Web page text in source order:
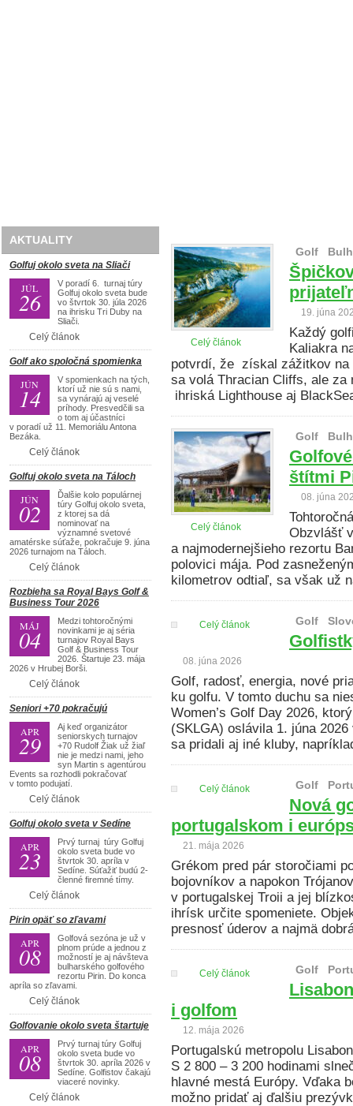
AKTUALITY
Golfuj okolo sveta na Sliači
JÚL
26
V poradí 6. turnaj túry
Golfuj okolo sveta bude
vo štvrtok 30. júla 2026
na ihrisku Tri Duby na
Sliači.
Celý článok
Golf ako spoločná spomienka
JÚN
14
V spomienkach na tých,
ktorí už nie sú s nami,
sa vynárajú aj veselé
príhody. Presvedčili sa
o tom aj účastníci
v poradí už 11. Memoriálu Antona
Bezáka.
Celý článok
Golfuj okolo sveta na Táloch
JÚN
02
Ďalšie kolo populárnej
túry Golfuj okolo sveta,
z ktorej sa dá
nominovať na
významné svetové
amatérske súťaže, pokračuje 9. júna
2026 turnajom na Táloch.
Celý článok
Rozbieha sa Royal Bays Golf &
Business Tour 2026
MÁJ
04
Medzi tohtoročnými
novinkami je aj séria
turnajov Royal Bays
Golf & Business Tour
2026. Štartuje 23. mája
2026 v Hrubej Borši.
Celý článok
Seniori +70 pokračujú
APR
29
Aj keď organizátor
seniorskych turnajov
+70 Rudolf Žiak už žiaľ
nie je medzi nami, jeho
syn Martin s agentúrou
Events sa rozhodli pokračovať
v tomto podujatí.
Celý článok
Golfuj okolo sveta v Sedíne
APR
23
Prvý turnaj túry Golfuj
okolo sveta bude vo
štvrtok 30. apríla v
Sedíne. Súťažiť budú 2-
členné firemné tímy.
Celý článok
Pirin opäť so zľavami
APR
08
Golfová sezóna je už v
plnom prúde a jednou z
možností je aj návšteva
bulharského golfového
rezortu Pirin. Do konca
apríla so zľavami.
Celý článok
Golfovanie okolo sveta štartuje
APR
08
Prvý turnaj túry Golfuj
okolo sveta bude vo
štvrtok 30. apríla 2026 v
Sedíne. Golfistov čakajú
viaceré novinky.
Celý článok
Celý článok
Golf
19. júna
Každý
Kaliakra
potvrdí, že získal zážitkov na
sa volá Thracian Cliffs, ale za
ihriská Lighthouse aj
Celý článok
Golf
štítmi
08. júna
Obzvlášť
a najmodernejšieho rezortu
polovici mája. Pod
kilometrov odtiaľ, sa však už
Celý článok Golf
08. júna 2026
Golf, radosť, energia, nové
ku golfu. V tomto duchu sa
Women’s Golf Day 2026,
(SKLGA) oslávila 1. júna
sa pridali aj iné kluby,
Celý článok Golf
Nová
portugalskom i
21. mája 2026
Grékom pred pár storočiami
bojovníkov a napokon
v portugalskej Troii a jej
ihrísk určite spomeniete.
presnosť úderov a najmä
Celý článok Golf
i golfom
12. mája 2026
Portugalskú metropolu
S 2 800 – 3 200 hodinami
hlavné mestá Európy. Vďaka
možno pridať aj ďalšiu